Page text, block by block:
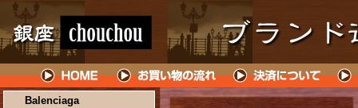
Balenciaga